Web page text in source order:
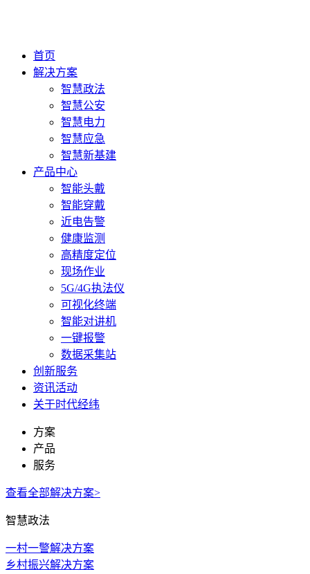
首页
解决方案
智慧政法
智慧公安
智慧电力
智慧应急
智慧新基建
产品中心
智能头戴
智能穿戴
近电告警
健康监测
高精度定位
现场作业
5G/4G执法仪
可视化终端
智能对讲机
一键报警
数据采集站
创新服务
资讯活动
关于时代经纬
方案
产品
服务
查看全部解决方案>
智慧政法
一村一警解决方案
乡村振兴解决方案